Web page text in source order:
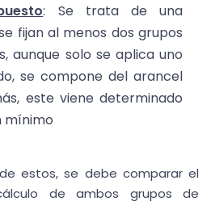
: Se trata de una
fijan al menos dos grupos
aunque solo se aplica uno
se compone del arancel
este viene determinado
mínimo
estos, se debe comparar el
de ambos grupos de